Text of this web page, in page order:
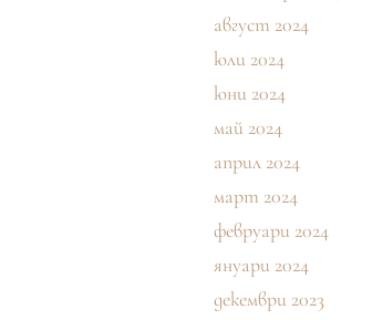
август 2024
юли 2024
юни 2024
май 2024
април 2024
март 2024
февруари 2024
януари 2024
декември 2023